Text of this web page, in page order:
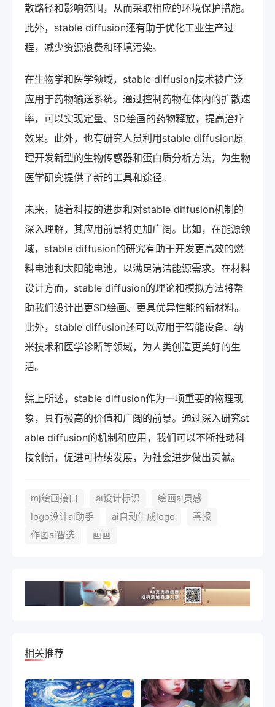
散路径和影响范围，从而采取相应的环境保护措施。
此外，stable diffusion还有助于优化工业生产过
程，减少资源浪费和环境污染。
在生物学和医学领域，stable diffusion技术被广泛
应用于药物输送系统。通过控制药物在体内的扩散速
率，可以实现定量、SD绘画的药物释放，提高治疗
效果。此外，也有研究人员利用stable diffusion原
理开发新型的生物传感器和蛋白质分析方法，为生物
医学研究提供了新的工具和途径。
未来，随着科技的进步和对stable diffusion机制的
深入理解，其应用前景将更加广阔。比如，在能源领
域，stable diffusion的研究有助于开发更高效的燃
料电池和太阳能电池，以满足清洁能源需求。在材料
设计方面，stable diffusion的理论和模拟方法将帮
助我们设计出更SD绘画、更具优异性能的新材料。
此外，stable diffusion还可以应用于智能设备、纳
米技术和医学诊断等领域，为人类创造更美好的生
活。
综上所述，stable diffusion作为一项重要的物理现
象，具有极高的价值和广阔的前景。通过深入研究st
able diffusion的机制和应用，我们可以不断推动科
技创新，促进可持续发展，为社会进步做出贡献。
mj绘画接口 ai设计标识
绘画ai灵感
logo设计ai助手
ai自动生成logo
喜报
作图ai智选
画画
相关推荐